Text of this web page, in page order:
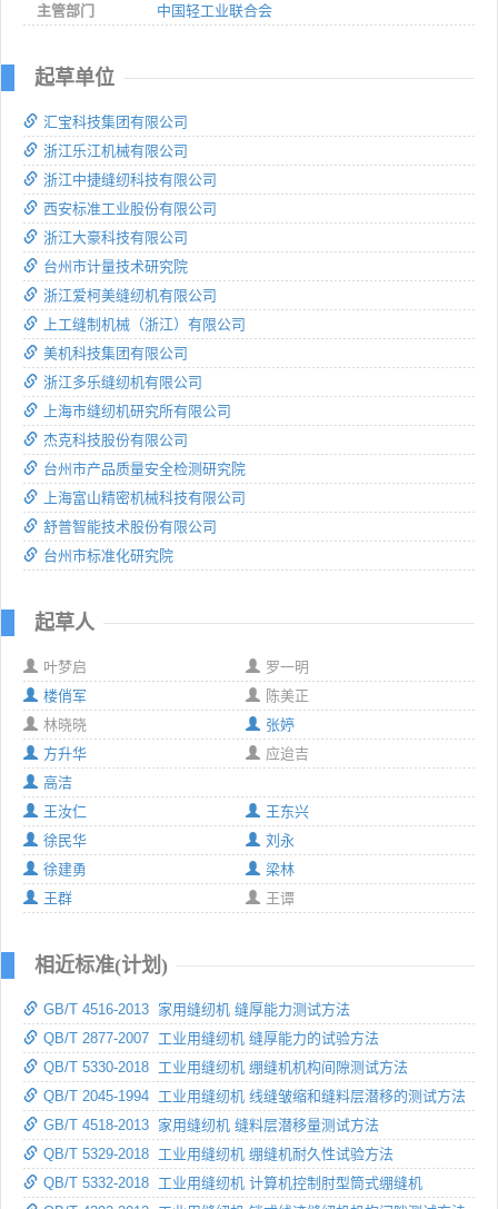
主管部门
中国轻工业联合会
起草单位
汇宝科技集团有限公司
浙江乐江机械有限公司
浙江中捷缝纫科技有限公司
西安标准工业股份有限公司
浙江大豪科技有限公司
台州市计量技术研究院
浙江爱柯美缝纫机有限公司
上工缝制机械（浙江）有限公司
美机科技集团有限公司
浙江多乐缝纫机有限公司
上海市缝纫机研究所有限公司
杰克科技股份有限公司
台州市产品质量安全检测研究院
上海富山精密机械科技有限公司
舒普智能技术股份有限公司
台州市标准化研究院
起草人
叶梦启
罗一明
楼俏军
陈美正
林晓晓
张婷
方升华
应迨吉
高洁
王汝仁
王东兴
徐民华
刘永
徐建勇
梁林
王群
王谭
相近标准(计划)
GB/T 4516-2013 家用缝纫机 缝厚能力测试方法
QB/T 2877-2007 工业用缝纫机 缝厚能力的试验方法
QB/T 5330-2018 工业用缝纫机 绷缝机机构间隙测试方法
QB/T 2045-1994 工业用缝纫机 线缝皱缩和缝料层潜移的测试方法
GB/T 4518-2013 家用缝纫机 缝料层潜移量测试方法
QB/T 5329-2018 工业用缝纫机 绷缝机耐久性试验方法
QB/T 5332-2018 工业用缝纫机 计算机控制肘型筒式绷缝机